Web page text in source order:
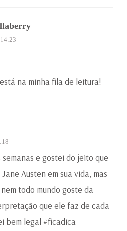
na minha fila de leitura!
semanas e gostei do jeito que
Austen em sua vida, mas
todo mundo goste da
que ele faz de cada
bem legal #ficadica